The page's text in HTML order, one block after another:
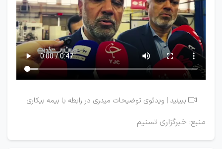
 ببینید | ویدئوی توضیحات میدری در رابطه با بیمه بیکاری
منبع: خبرگزاری تسنیم